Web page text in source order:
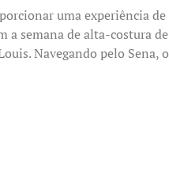
uma experiência de
a semana de alta-costura de
Navegando pelo Sena, o